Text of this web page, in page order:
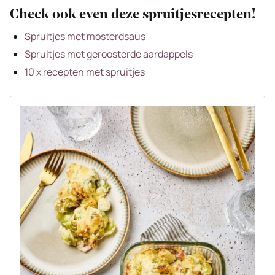
Check ook even deze spruitjesrecepten!
Spruitjes met mosterdsaus
Spruitjes met geroosterde aardappels
10 x recepten met spruitjes